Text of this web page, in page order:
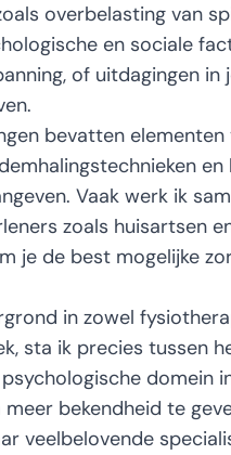
overbelasting van
en sociale
of uitdagingen in
bevatten elementen
Vaak werk ik
zoals huisartsen
je de best mogelijke
in zowel
sta ik precies tussen
domein
bekendheid te
veelbelovende